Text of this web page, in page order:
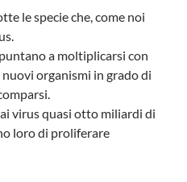
le specie che, come noi
a moltiplicarsi con
organismi in grado di
virus quasi otto miliardi di
loro di proliferare